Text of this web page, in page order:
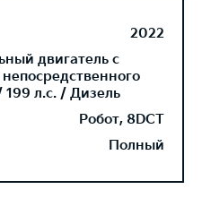
2022
двигатель с
199 л.с. / Дизель
Робот, 8DCT
Полный